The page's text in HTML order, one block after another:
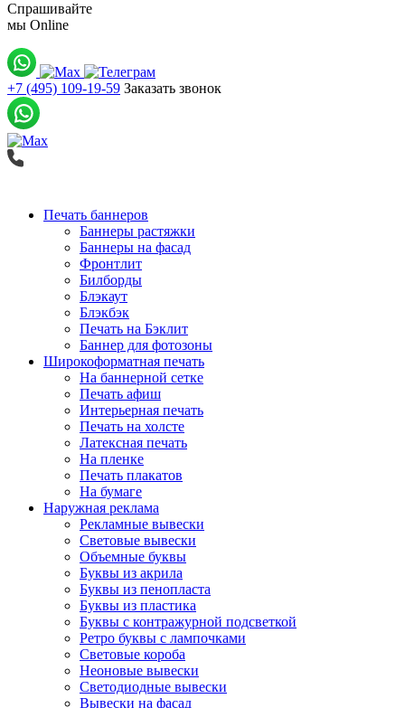
Спрашивайте
мы Online
+7 (495) 109-19-59 Заказать звонок
Печать баннеров
Баннеры растяжки
Баннеры на фасад
Фронтлит
Билборды
Блэкаут
Блэкбэк
Печать на Бэклит
Баннер для фотозоны
Широкоформатная печать
На баннерной сетке
Печать афиш
Интерьерная печать
Печать на холсте
Латексная печать
На пленке
Печать плакатов
На бумаге
Наружная реклама
Рекламные вывески
Световые вывески
Объемные буквы
Буквы из акрила
Буквы из пенопласта
Буквы из пластика
Буквы с контражурной подсветкой
Ретро буквы с лампочками
Световые короба
Неоновые вывески
Светодиодные вывески
Вывески на фасад